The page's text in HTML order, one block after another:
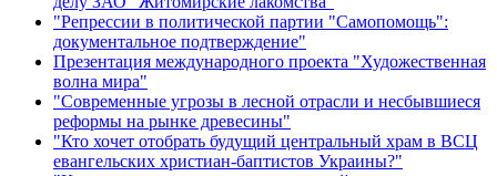
"Репрессии в политической партии "Самопомощь":
документальное подтверждение"
Презентация международного проекта "Художественная
волна мира"
"Современные угрозы в лесной отрасли и несбывшиеся
реформы на рынке древесины"
"Кто хочет отобрать будущий центральный храм в ВСЦ
евангельских христиан-баптистов Украины?"